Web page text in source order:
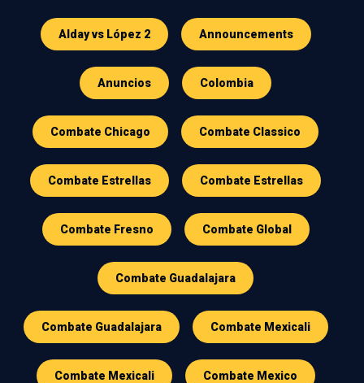
Alday vs López 2 Announcements
Anuncios Colombia
Combate Chicago Combate Classico
Combate Estrellas Combate Estrellas
Combate Fresno Combate Global
Combate Guadalajara
Combate Guadalajara Combate Mexicali
Combate Mexicali Combate Mexico